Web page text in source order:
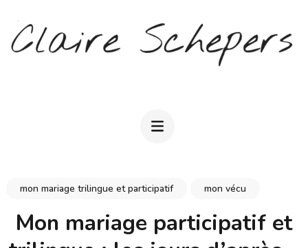
contenu
mon mariage trilingue et participatif mon vécu
Mon mariage participatif et